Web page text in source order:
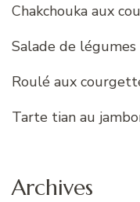
Chakchouka aux
Salade de
Roulé aux
Tarte tian au
Archives